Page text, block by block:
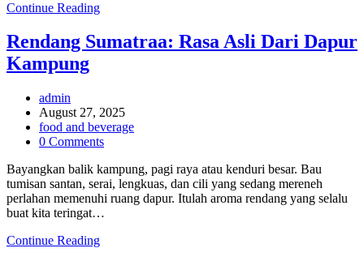
Continue ReadingBalik
Penat?
Biarkan
Eat
Jadi
Jawapan
Rendang Sumatraa: Rasa Asli Dari Dapur
Kampung
Post
author:
admin
Post
published:
August 27, 2025
Post
category:
food and beverage
Post
0 Comments
Bayangkan balik kampung, pagi raya atau kenduri besar. Bau
tumisan santan, serai, lengkuas, dan cili yang sedang mereneh
perlahan memenuhi ruang dapur. Itulah aroma rendang yang selalu
buat kita teringat…
Continue ReadingRendang